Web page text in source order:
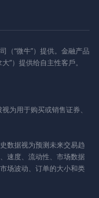
（“微牛”）提供。金融产品
”）提供给自主性客戶。
为用于购买或销售证券、
数据视为预测未来交易趋
速度、流动性、市场数据
场波动、订单的大小和类